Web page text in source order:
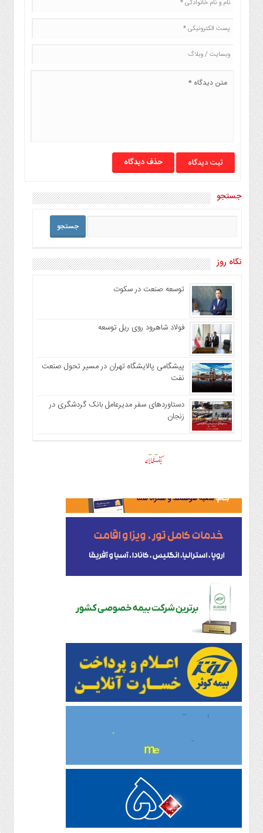
حذف دیدگاه
جستجو
نگاه روز
توسعه صنعت در سکوت
فولاد شاهرود روی ریل توسعه
پیشگامی پالایشگاه تهران در مسیر تحول صنعت
نفت
دستاوردهای سفر مدیرعامل بانک گردشگری در
زنجان